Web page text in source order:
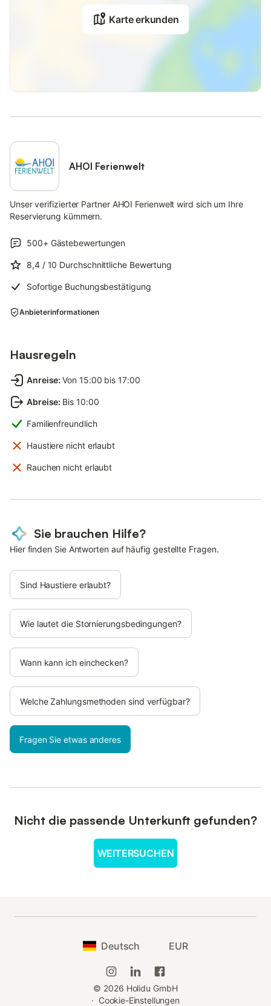
Karte erkunden
AHOI Ferienwelt
Unser verifizierter Partner AHOI Ferienwelt wird sich um Ihre
Reservierung kümmern.
500+ Gästebewertungen
8,4 / 10 Durchschnittliche Bewertung
Sofortige Buchungsbestätigung
Anbieterinformationen
Hausregeln
Anreise: Von 15:00 bis 17:00
Abreise: Bis 10:00
Familienfreundlich
Haustiere nicht erlaubt
Rauchen nicht erlaubt
Sie brauchen Hilfe?
Hier finden Sie Antworten auf häufig gestellte Fragen.
Sind Haustiere erlaubt?
Wie lautet die Stornierungsbedingungen?
Wann kann ich einchecken?
Welche Zahlungsmethoden sind verfügbar?
Fragen Sie etwas anderes
Nicht die passende Unterkunft gefunden?
WEITERSUCHEN
Deutsch EUR
© 2026 Holidu GmbH
· Cookie-Einstellungen